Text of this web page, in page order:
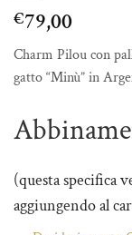
€79,00
Charm Pilou con
gatto “Minù” in
(questa specifica
aggiungendo al